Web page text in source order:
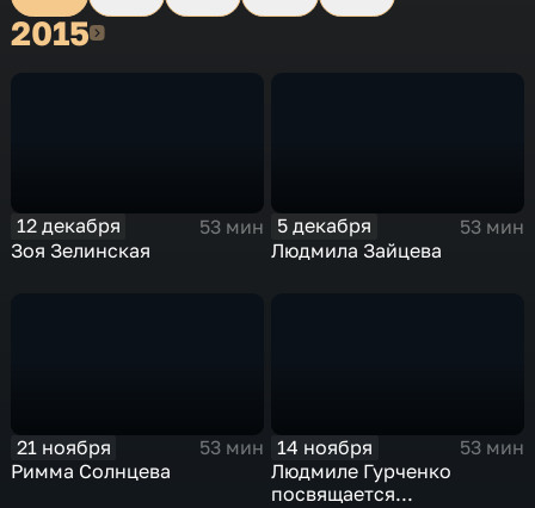
20152015
12 декабря
53 мин
Зоя Зелинская
5 декабря
53 мин
Людмила Зайцева
21 ноября
53 мин
Римма Солнцева
14 ноября
53 мин
Людмиле Гурченко
посвящается...